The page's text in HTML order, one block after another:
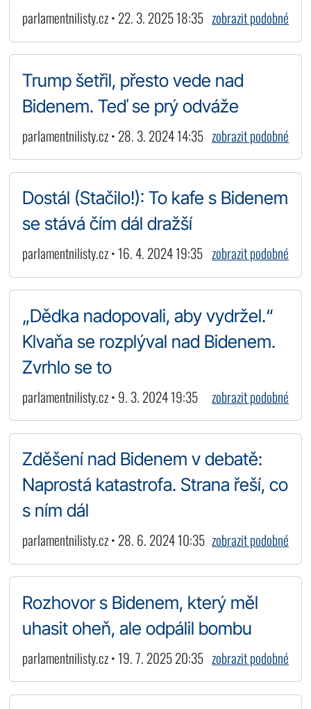
parlamentnilisty.cz • 22. 3. 2025 18:35 zobrazit podobné
Trump šetřil, přesto vede nad
Bidenem. Teď se prý odváže
parlamentnilisty.cz • 28. 3. 2024 14:35 zobrazit podobné
Dostál (Stačilo!): To kafe s Bidenem
se stává čím dál dražší
parlamentnilisty.cz • 16. 4. 2024 19:35 zobrazit podobné
„Dědka nadopovali, aby vydržel.“
Klvaňa se rozplýval nad Bidenem.
Zvrhlo se to
parlamentnilisty.cz • 9. 3. 2024 19:35 zobrazit podobné
Zděšení nad Bidenem v debatě:
Naprostá katastrofa. Strana řeší, co
s ním dál
parlamentnilisty.cz • 28. 6. 2024 10:35 zobrazit podobné
Rozhovor s Bidenem, který měl
uhasit oheň, ale odpálil bombu
parlamentnilisty.cz • 19. 7. 2025 20:35 zobrazit podobné